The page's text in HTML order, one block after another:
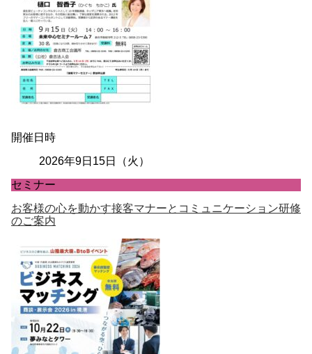
開催日時
2026年9日15日（火）
セミナー
お客様の心を動かす接客マナーとコミュニケーション研修
のご案内